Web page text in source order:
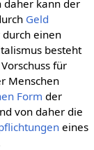
daher kann der
Geld
durch einen
besteht
für
Menschen
Form der
von daher die
eines